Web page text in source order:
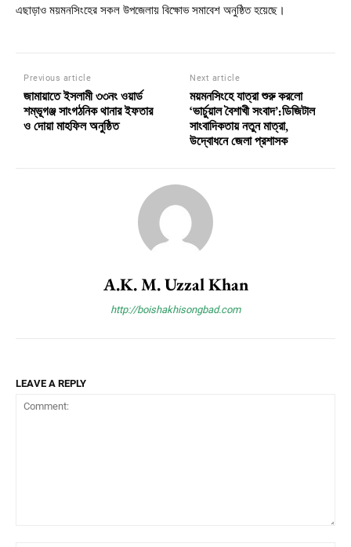
এছাড়াও ময়মনসিংহের সকল উপজেলায় বিক্ষোভ সমাবেশ অনুষ্ঠিত হয়েছে।
Previous article
জামায়াতে ইসলামী ৩৩নং ওয়ার্ড
শম্ভূগঞ্জ সাংগঠনিক থানার ইফতার
ও দোয়া মাহফিল অনুষ্ঠিত
Next article
ময়মনসিংহে যাত্রা শুরু করলো
‘ভার্চুয়াল বৈশাখী সংবাদ’:ডিজিটাল
সাংবাদিকতায় নতুন মাত্রা,
উদ্বোধনে জেলা প্রশাসক
A.K. M. Uzzal Khan
http://boishakhisongbad.com
LEAVE A REPLY